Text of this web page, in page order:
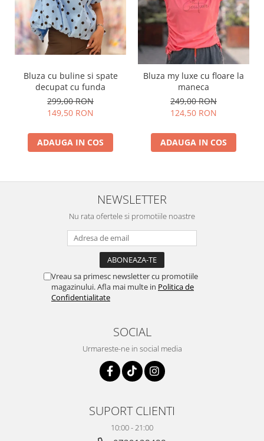
Bluza cu buline si spate
decupat cu funda
299,00 RON
149,50 RON
ADAUGA IN COS
Bluza my luxe cu floare la
maneca
249,00 RON
124,50 RON
ADAUGA IN COS
NEWSLETTER
Nu rata ofertele si promotiile noastre
Vreau sa primesc newsletter cu promotiile
magazinului. Afla mai multe in Politica de
Confidentialitate
SOCIAL
Urmareste-ne in social media
SUPORT CLIENTI
10:00 - 21:00